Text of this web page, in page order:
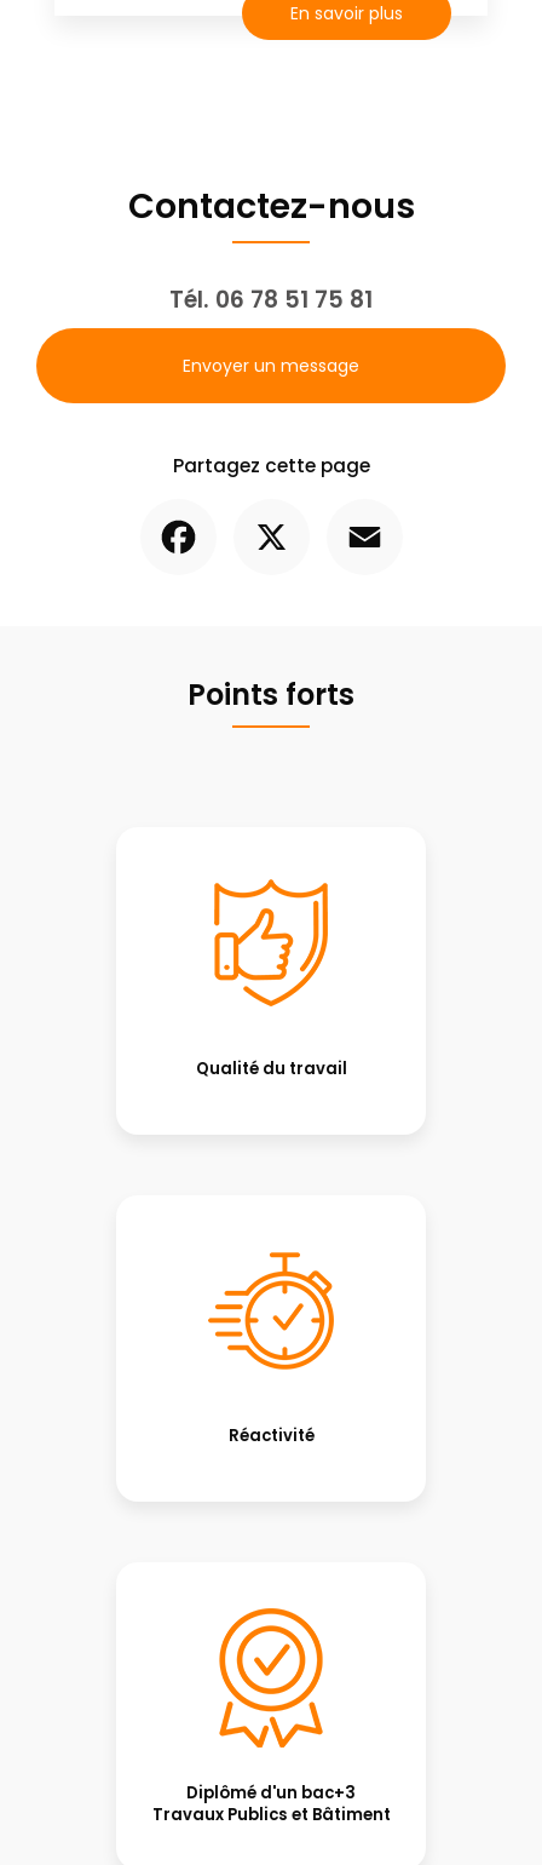
En savoir plus
Contactez-nous
Tél. 06 78 51 75 81
Envoyer un message
Partagez cette page
Points forts
Qualité du travail
Réactivité
Diplômé d'un bac+3
Travaux Publics et Bâtiment